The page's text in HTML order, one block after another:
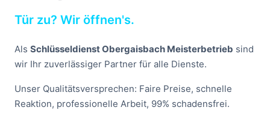
Tür zu? Wir öffnen's.
Als Schlüsseldienst Obergaisbach Meisterbetrieb sind
wir Ihr zuverlässiger Partner für alle Dienste.
Unser Qualitätsversprechen: Faire Preise, schnelle
Reaktion, professionelle Arbeit, 99% schadensfrei.